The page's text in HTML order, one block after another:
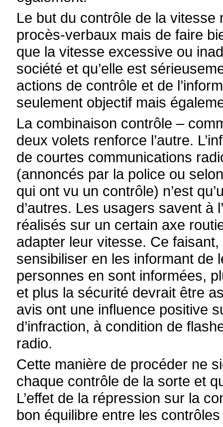
Le but du contrôle de la
procès-verbaux mais de faire
que la vitesse excessive ou
société et qu’elle est
actions de contrôle et de
seulement objectif mais
La combinaison contrôle –
deux volets renforce l’autre.
de courtes communications
(annoncés par la police ou
qui ont vu un contrôle) n’est
d’autres. Les usagers savent à
réalisés sur un certain axe
adapter leur vitesse. Ce
sensibiliser en les informant de
personnes en sont informées,
et plus la sécurité devrait être
avis ont une influence positive
d’infraction, à condition de
radio.
Cette manière de procéder ne
chaque contrôle de la sorte et
L’effet de la répression sur la
bon équilibre entre les